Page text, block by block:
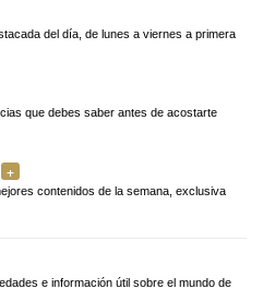
del día, de lunes a viernes a primera
que debes saber antes de acostarte
contenidos de la semana, exclusiva
e información útil sobre el mundo de